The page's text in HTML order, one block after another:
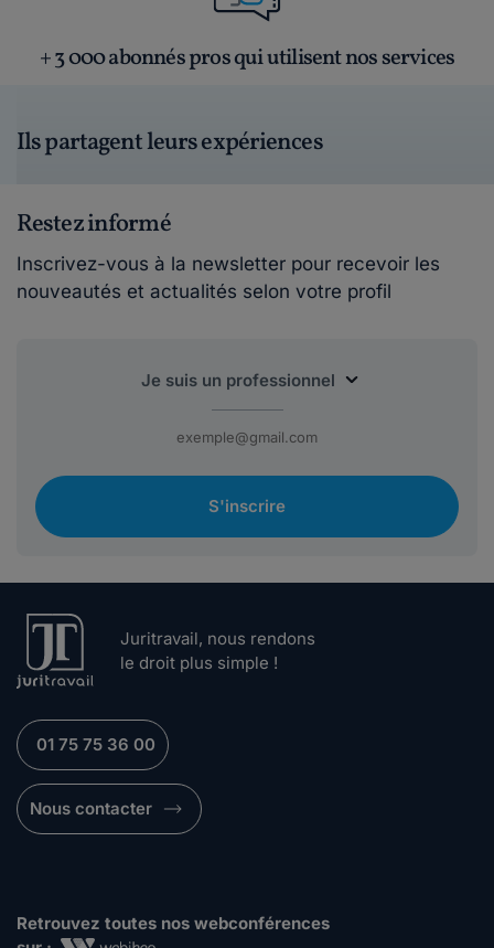
+ 3 000 abonnés pros qui utilisent nos services
Ils partagent leurs expériences
Restez informé
Inscrivez-vous à la newsletter pour recevoir les
nouveautés et actualités selon votre profil
S'inscrire
Juritravail, nous rendons
le droit plus simple !
01 75 75 36 00
Nous contacter
Retrouvez toutes nos webconférences